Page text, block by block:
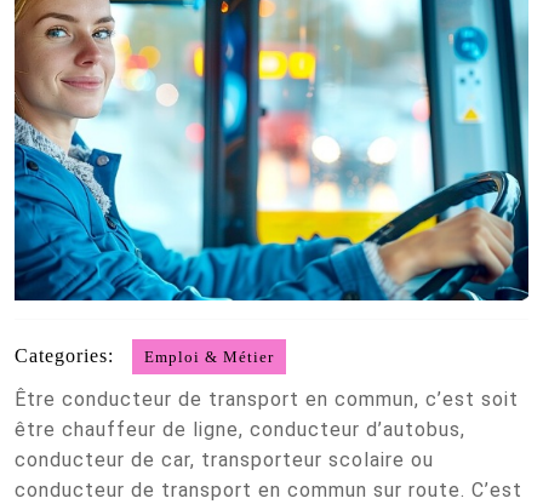
Categories: Emploi & Métier
Être conducteur de transport en commun, c’est soit
être chauffeur de ligne, conducteur d’autobus,
conducteur de car, transporteur scolaire ou
conducteur de transport en commun sur route. C’est